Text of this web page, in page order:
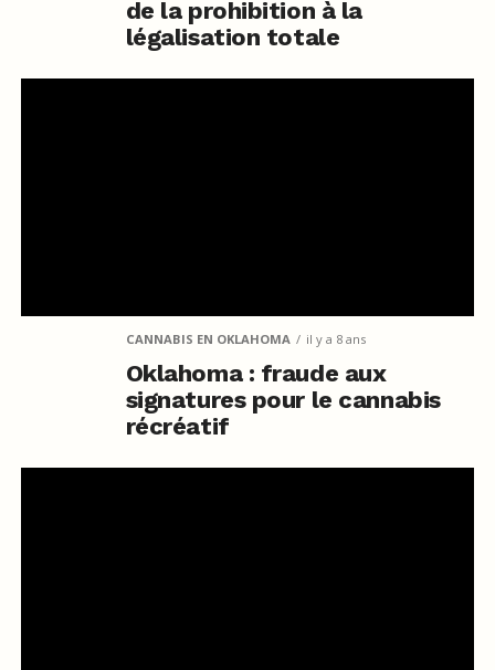
de la prohibition à la
légalisation totale
CANNABIS EN OKLAHOMA il y a 8 ans
Oklahoma : fraude aux
signatures pour le cannabis
récréatif